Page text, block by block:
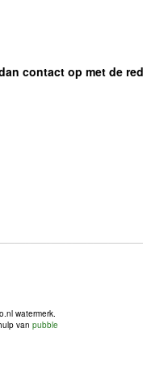
contact op met de
watermerk.
van pubble